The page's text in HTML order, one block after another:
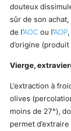
douteux
sûr de son
de l’AOC ou l’AOP
d’origine
Vierge,
L’extraction à
olives
moins de 27°),
permet